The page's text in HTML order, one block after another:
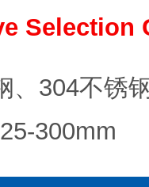
Selection
、304不锈
300mm